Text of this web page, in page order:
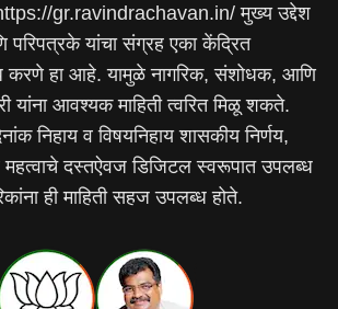
gr.ravindrachavan.in/ मुख्य उद्देश
परिपत्रके यांचा संग्रह एका केंद्रित
करणे हा आहे. यामुळे नागरिक, संशोधक, आणि
यांना आवश्यक माहिती त्वरित मिळू शकते.
निहाय व विषयनिहाय शासकीय निर्णय,
दस्तऐवज डिजिटल स्वरूपात उपलब्ध
ही माहिती सहज उपलब्ध होते.